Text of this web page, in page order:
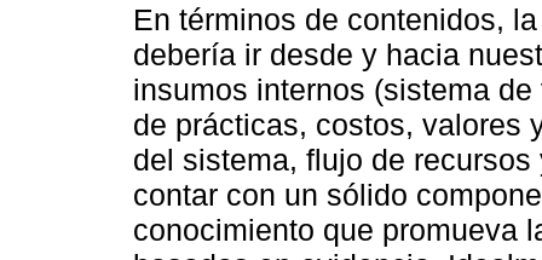
En términos de contenidos,
debería ir desde y hacia
insumos internos (sistema
de prácticas, costos, valores
del sistema, flujo de
contar con un sólido
conocimiento que promueva